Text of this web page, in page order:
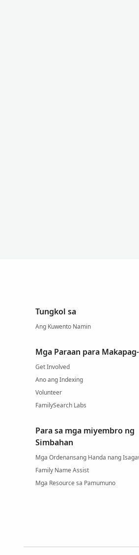
Tungkol sa
Ang Kuwento Namin
Mga Paraan para
Get Involved
Ano ang Indexing
Volunteer
FamilySearch Labs
Para sa mga miyembro ng
Simbahan
Mga Ordenansang Handa nang
Family Name Assist
Mga Resource sa Pamumuno